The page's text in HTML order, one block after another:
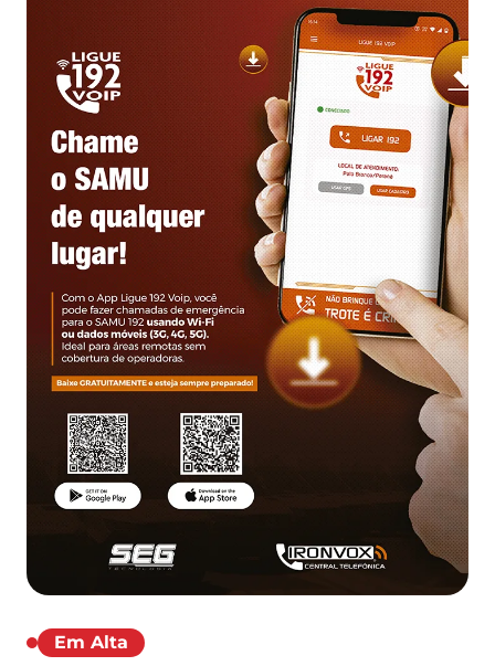
Em Alta